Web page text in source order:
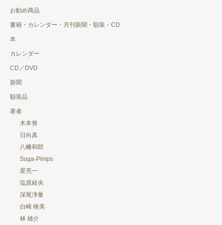
お勧め商品
書籍・カレンダー・月刊新聞・額装・CD
本
カレンダー
CD／DVD
新聞
額装品
著者
木本努
日向真
八幡和郎
Suga-Pimps
星亮一
塩原経央
深尾浄量
白崎 映美
林 雄介